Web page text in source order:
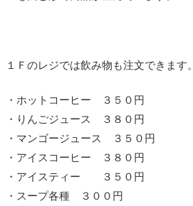
１Ｆのレジでは飲み物も注文できます。
・ホットコーヒー ３５０円
・りんごジュース ３８０円
・マンゴージュース ３５０円
・アイスコーヒー ３８０円
・アイスティー ３５０円
・スープ各種 ３００円